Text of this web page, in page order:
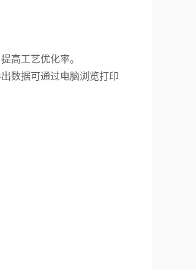
高工艺优化率。
数据可通过电脑浏览打印